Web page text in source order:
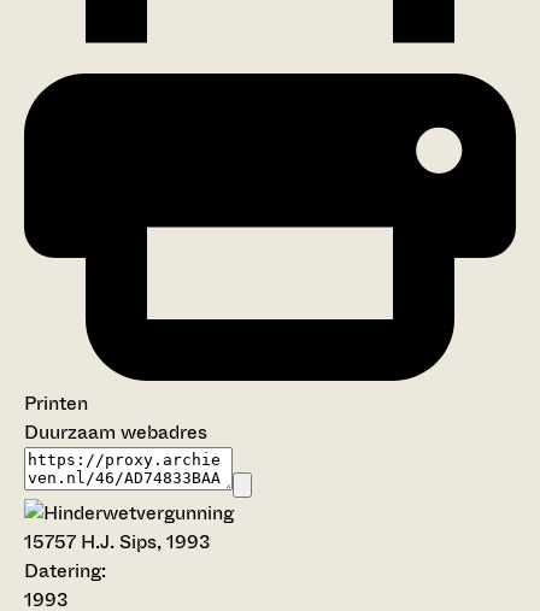
Printen
Duurzaam webadres
15757 H.J. Sips, 1993
Datering:
1993